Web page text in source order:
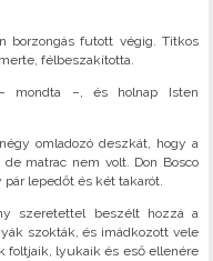
borzongás futott végig. Titkos
félbeszakította.
mondta –, és holnap Isten
omladozó deszkát, hogy a
matrac nem volt. Don Bosco
pár lepedőt és két takarót.
szeretettel beszélt hozzá a
szokták, és imádkozott vele
foltjaik, lyukaik és eső ellenére